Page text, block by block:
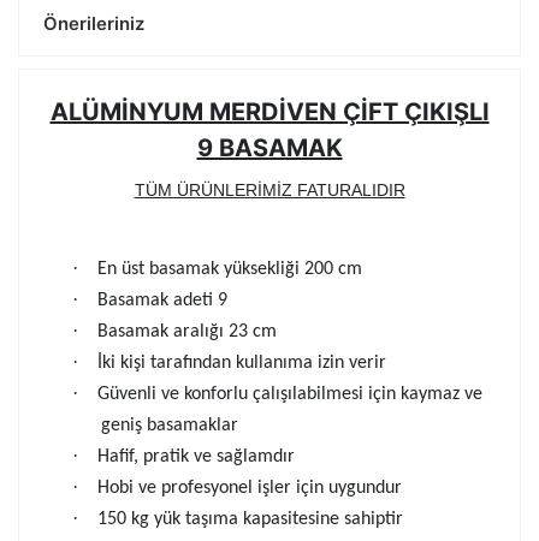
Önerileriniz
ALÜMİNYUM MERDİVEN ÇİFT ÇIKIŞLI
9 BASAMAK
TÜM ÜRÜNLERİMİZ FATURALIDIR
· En üst basamak yüksekliği 200 cm
· Basamak adeti 9
· Basamak aralığı 23 cm
· İki kişi tarafından kullanıma izin verir
·
Güvenli ve konforlu çalışılabilmesi için kaymaz ve
geniş basamaklar
· Hafif, pratik ve sağlamdır
· Hobi ve profesyonel işler için uygundur
· 150 kg yük taşıma kapasitesine sahiptir